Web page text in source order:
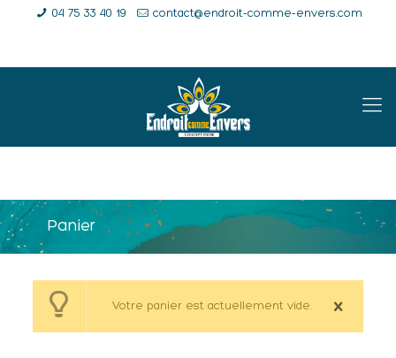
04 75 33 40 19 contact@endroit-comme-envers.com
Panier
Votre panier est actuellement vide.